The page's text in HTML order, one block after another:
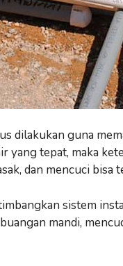
dilakukan guna
yang tepat, maka
dan mencuci bisa
sistem
mandi,